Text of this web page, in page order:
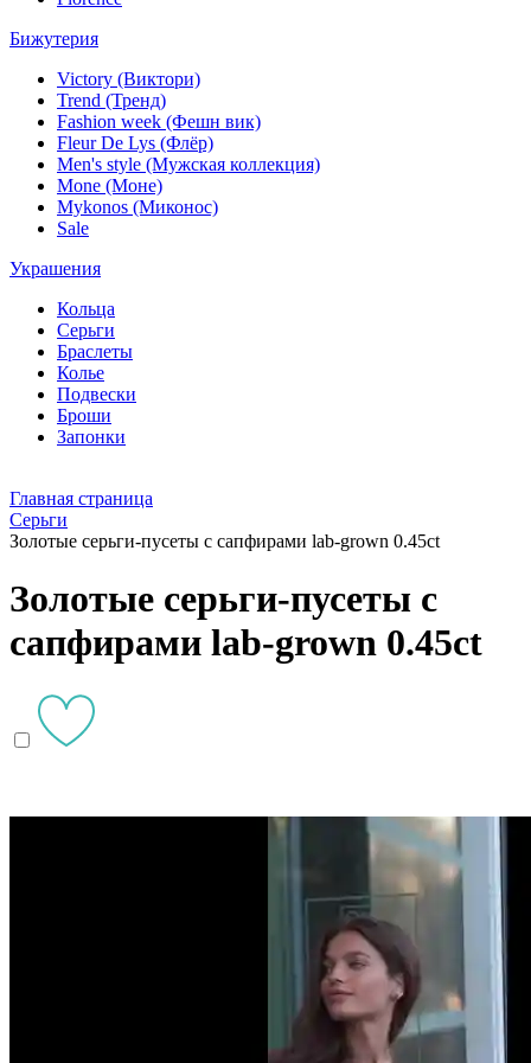
Бижутерия
Victory (Виктори)
Trend (Тренд)
Fashion week (Фешн вик)
Fleur De Lys (Флёр)
Men's style (Мужская коллекция)
Mone (Моне)
Mykonos (Миконос)
Sale
Украшения
Кольца
Серьги
Браслеты
Колье
Подвески
Броши
Запонки
Главная страница
Серьги
Золотые серьги-пусеты с сапфирами lab-grown 0.45ct
Золотые серьги-пусеты с
сапфирами lab-grown 0.45ct